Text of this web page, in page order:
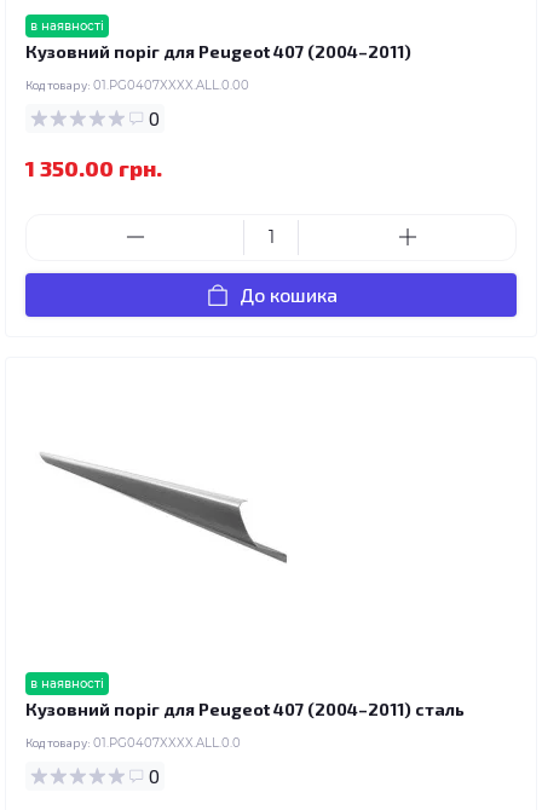
в наявності
Кузовний поріг для Peugeot 407 (2004–2011)
Код товару: 01.PG0407XXXX.ALL.0.00
0
1 350.00 грн.
До кошика
в наявності
Кузовний поріг для Peugeot 407 (2004–2011) сталь
Код товару: 01.PG0407XXXX.ALL.0.0
0